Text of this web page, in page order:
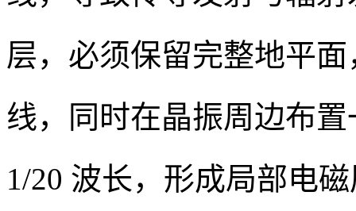
层，必须保留完整地平
线，同时在晶振周边布
1/20 波长，形成局部电